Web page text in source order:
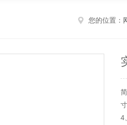
您的位置：
4